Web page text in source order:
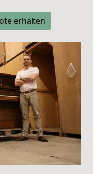
erhalten